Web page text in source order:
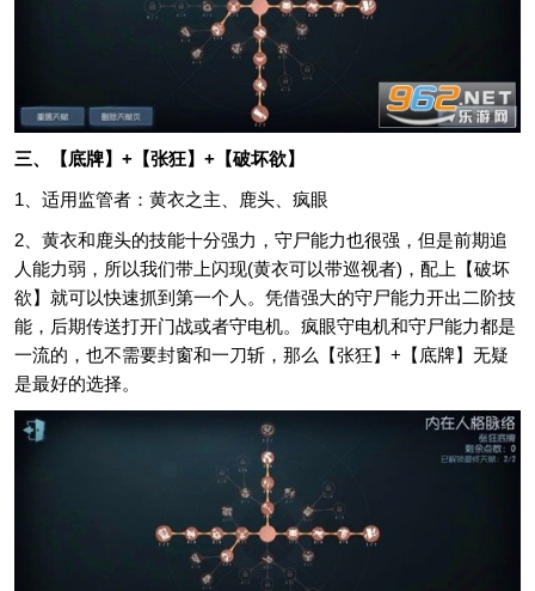
三、【底牌】+【张狂】+【破坏欲】
1、适用监管者：黄衣之主、鹿头、疯眼
2、黄衣和鹿头的技能十分强力，守尸能力也很强，但是前期追
人能力弱，所以我们带上闪现(黄衣可以带巡视者)，配上【破坏
欲】就可以快速抓到第一个人。凭借强大的守尸能力开出二阶技
能，后期传送打开门战或者守电机。疯眼守电机和守尸能力都是
一流的，也不需要封窗和一刀斩，那么【张狂】+【底牌】无疑
是最好的选择。